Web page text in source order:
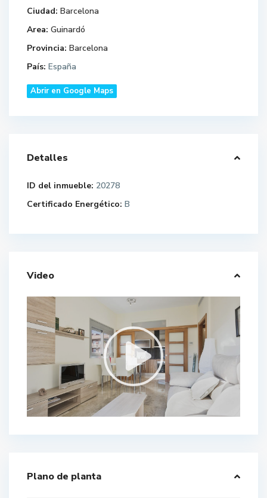
Ciudad: Barcelona
Area: Guinardó
Provincia: Barcelona
País: España
Abrir en Google Maps
Detalles
ID del inmueble: 20278
Certificado Energético: B
Video
Plano de planta